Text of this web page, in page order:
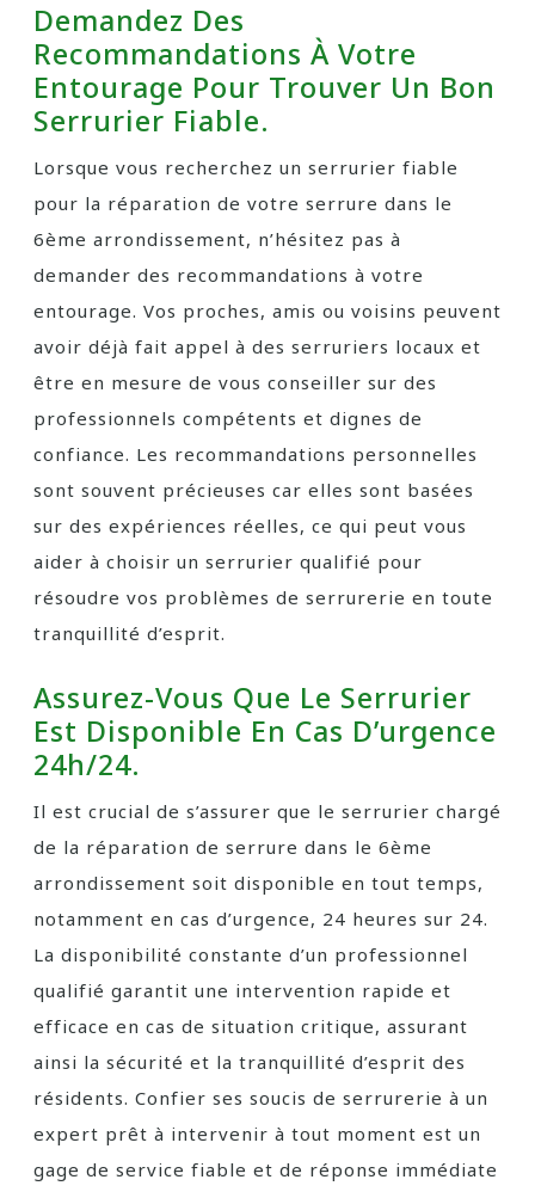
Demandez Des
Recommandations À Votre
Entourage Pour Trouver Un Bon
Serrurier Fiable.
Lorsque vous recherchez un serrurier fiable
pour la réparation de votre serrure dans le
6ème arrondissement, n’hésitez pas à
demander des recommandations à votre
entourage. Vos proches, amis ou voisins peuvent
avoir déjà fait appel à des serruriers locaux et
être en mesure de vous conseiller sur des
professionnels compétents et dignes de
confiance. Les recommandations personnelles
sont souvent précieuses car elles sont basées
sur des expériences réelles, ce qui peut vous
aider à choisir un serrurier qualifié pour
résoudre vos problèmes de serrurerie en toute
tranquillité d’esprit.
Assurez-Vous Que Le Serrurier
Est Disponible En Cas D’urgence
24h/24.
Il est crucial de s’assurer que le serrurier chargé
de la réparation de serrure dans le 6ème
arrondissement soit disponible en tout temps,
notamment en cas d’urgence, 24 heures sur 24.
La disponibilité constante d’un professionnel
qualifié garantit une intervention rapide et
efficace en cas de situation critique, assurant
ainsi la sécurité et la tranquillité d’esprit des
résidents. Confier ses soucis de serrurerie à un
expert prêt à intervenir à tout moment est un
gage de service fiable et de réponse immédiate